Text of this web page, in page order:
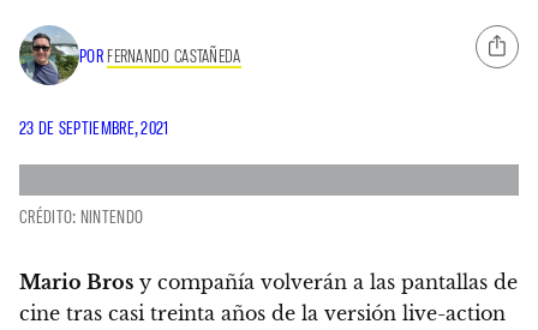
POR FERNANDO CASTAÑEDA
23 DE SEPTIEMBRE, 2021
CRÉDITO: NINTENDO
Mario Bros y compañía volverán a las pantallas de
cine tras casi treinta años de la versión live-action